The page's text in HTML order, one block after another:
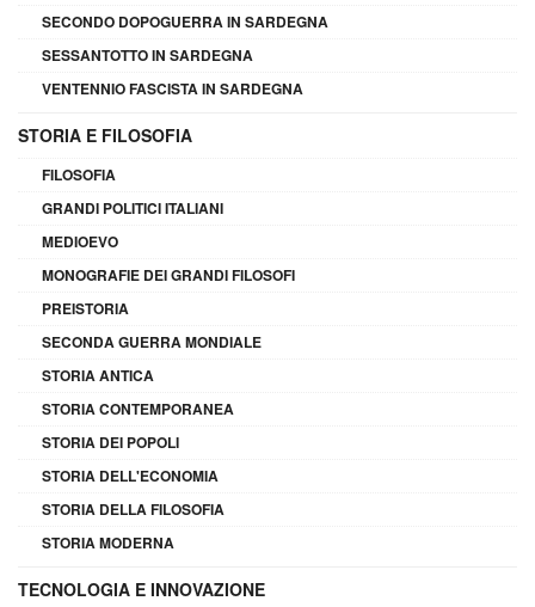
SECONDO DOPOGUERRA IN SARDEGNA
SESSANTOTTO IN SARDEGNA
VENTENNIO FASCISTA IN SARDEGNA
STORIA E FILOSOFIA
FILOSOFIA
GRANDI POLITICI ITALIANI
MEDIOEVO
MONOGRAFIE DEI GRANDI FILOSOFI
PREISTORIA
SECONDA GUERRA MONDIALE
STORIA ANTICA
STORIA CONTEMPORANEA
STORIA DEI POPOLI
STORIA DELL'ECONOMIA
STORIA DELLA FILOSOFIA
STORIA MODERNA
TECNOLOGIA E INNOVAZIONE